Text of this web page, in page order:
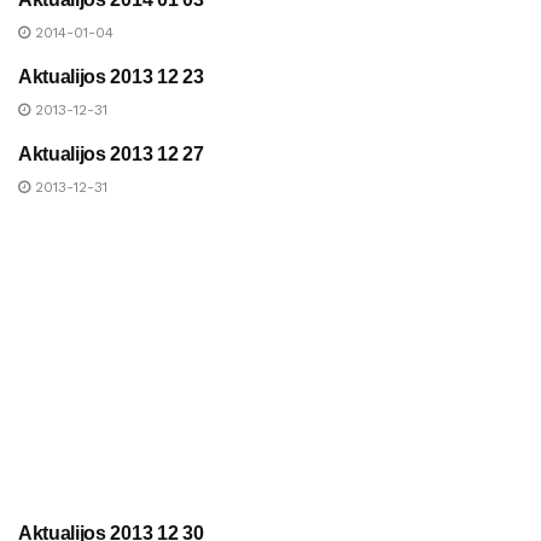
UAB „ANYKŠČIŲ ŠILUMA“
2014-01-04
UAB „ANYKŠČIŲ ŠILUMA“
Aktualijos 2013 12 23
2013-12-31
UAB „ANYKŠČIŲ ŠILUMA“
Aktualijos 2013 12 27
2013-12-31
Aktualijos 2013 12 30